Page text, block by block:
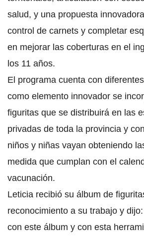
salud, y una propuesta
control de carnets y completar
en mejorar las coberturas en el
los 11 años.
El programa cuenta con
como elemento innovador se
figuritas que se distribuirá en las
privadas de toda la provincia y
niños y niñas vayan obteniendo
medida que cumplan con el
vacunación.
Leticia recibió su álbum de
reconocimiento a su trabajo y
con este álbum y con esta